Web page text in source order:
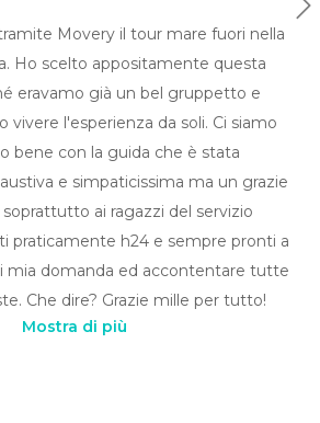
Movery il tour mare fuori nella
Ho scelto appositamente questa
eravamo già un bel gruppetto e
vivere l'esperienza da soli. Ci siamo
bene con la guida che è stata
e simpaticissima ma un grazie
ai ragazzi del servizio
praticamente h24 e sempre pronti a
mia domanda ed accontentare tutte
Che dire? Grazie mille per tutto!
Mostra di più